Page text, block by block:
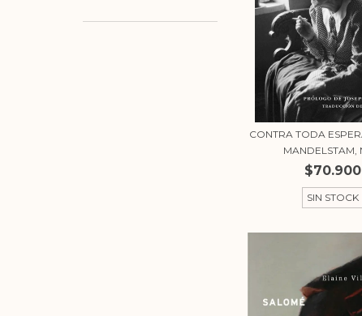
CONTRA TODA
MANDELSTAM,
$70.900
SIN STOCK